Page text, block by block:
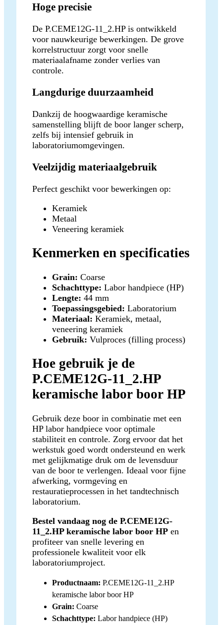
Hoge precisie
De P.CEME12G-11_2.HP is ontwikkeld
voor nauwkeurige bewerkingen. De grove
korrelstructuur zorgt voor snelle
materiaalafname zonder verlies van
controle.
Langdurige duurzaamheid
Dankzij de hoogwaardige keramische
samenstelling blijft de boor langer scherp,
zelfs bij intensief gebruik in
laboratoriumomgevingen.
Veelzijdig materiaalgebruik
Perfect geschikt voor bewerkingen op:
Keramiek
Metaal
Veneering keramiek
Kenmerken en specificaties
Grain: Coarse
Schachttype: Labor handpiece (HP)
Lengte: 44 mm
Toepassingsgebied: Laboratorium
Materiaal: Keramiek, metaal,
veneering keramiek
Gebruik: Vulproces (filling process)
Hoe gebruik je de
P.CEME12G-11_2.HP
keramische labor boor HP
Gebruik deze boor in combinatie met een
HP labor handpiece voor optimale
stabiliteit en controle. Zorg ervoor dat het
werkstuk goed wordt ondersteund en werk
met gelijkmatige druk om de levensduur
van de boor te verlengen. Ideaal voor fijne
afwerking, vormgeving en
restauratieprocessen in het tandtechnisch
laboratorium.
Bestel vandaag nog de P.CEME12G-
11_2.HP keramische labor boor HP en
profiteer van snelle levering en
professionele kwaliteit voor elk
laboratoriumproject.
Productnaam: P.CEME12G-11_2.HP
keramische labor boor HP
Grain: Coarse
Schachttype: Labor handpiece (HP)